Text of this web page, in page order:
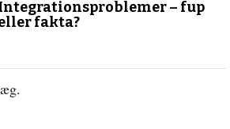
– fup
fakta?